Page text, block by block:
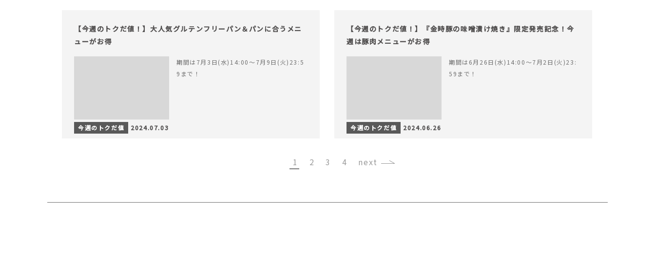
【今週のトクだ値！】大人気グルテンフリーパン＆パンに合うメニ
ューがお得
期間は7月3日(水)14:00〜7月9日(火)23:5
9まで！
今週のトクだ値 2024.07.03
【今週のトクだ値！】『金時豚の味噌漬け焼き』限定発売記念！今
週は豚肉メニューがお得
期間は6月26日(水)14:00〜7月2日(火)23:
59まで！
今週のトクだ値 2024.06.26
1 2 3 4 ›